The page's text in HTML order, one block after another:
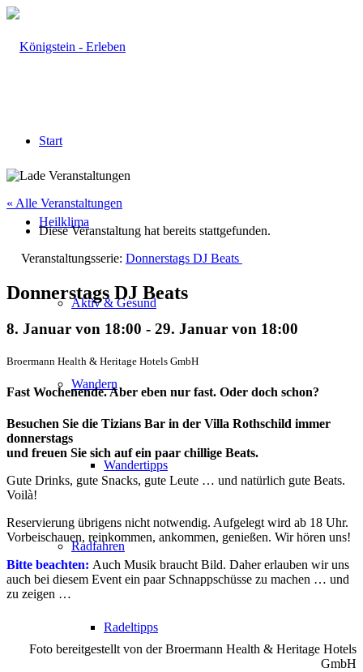
Start
Heilklima
Aktiv & Gesund
Wandern
Wandertipps
Radfahren
Radeltipps
« Alle Veranstaltungen
Diese Veranstaltung hat bereits stattgefunden.
Veranstaltungsserie: Donnerstags DJ Beats
Donnerstags DJ Beats
8. Januar von 18:00 - 29. Januar von 18:00
Broermann Health & Heritage Hotels GmbH
Fast Wochenende. Aber eben nur fast. Oder doch schon?
Besuchen Sie die Tizians Bar in der Villa Rothschild immer
donnerstags
und freuen Sie sich auf ein paar chillige Beats.
Gute Drinks, gute Snacks, gute Leute … und natürlich gute Beats.
Voilà!
Reservierung übrigens nicht notwendig. Aufgelegt wird ab 18 Uhr.
Vorbeischauen, reinkommen, ankommen, genießen. Wir hören uns!
Bitte beachten: Auch Musik braucht Bild. Daher erlauben wir uns
auch bei diesem Event ein paar Schnappschüsse zu machen … und
zu zeigen …
Foto bereitgestellt von der Broermann Health & Heritage Hotels
GmbH